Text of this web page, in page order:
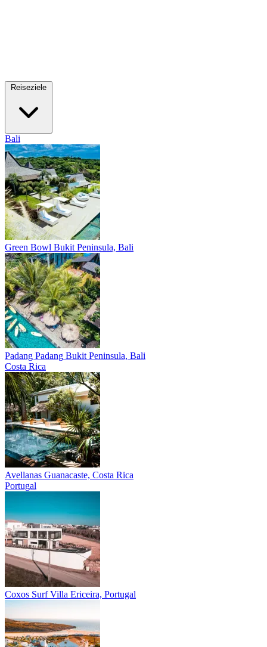
Bali
Green Bowl Bukit Peninsula, Bali
Padang Padang Bukit Peninsula, Bali
Costa Rica
Avellanas Guanacaste, Costa Rica
Portugal
Coxos Surf Villa Ericeira, Portugal